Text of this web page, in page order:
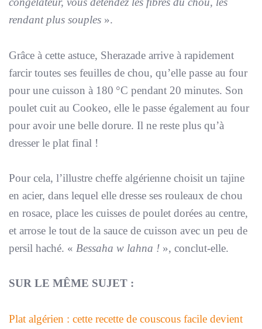
rendant plus souples ».
Grâce à cette astuce, Sherazade arrive à rapidement
farcir toutes ses feuilles de chou, qu’elle passe au four
pour une cuisson à 180 °C pendant 20 minutes. Son
poulet cuit au Cookeo, elle le passe également au four
pour avoir une belle dorure. Il ne reste plus qu’à
dresser le plat final !
Pour cela, l’illustre cheffe algérienne choisit un tajine
en acier, dans lequel elle dresse ses rouleaux de chou
en rosace, place les cuisses de poulet dorées au centre,
et arrose le tout de la sauce de cuisson avec un peu de
persil haché. « Bessaha w lahna ! », conclut-elle.
SUR LE MÊME SUJET :
Plat algérien : cette recette de couscous facile devient